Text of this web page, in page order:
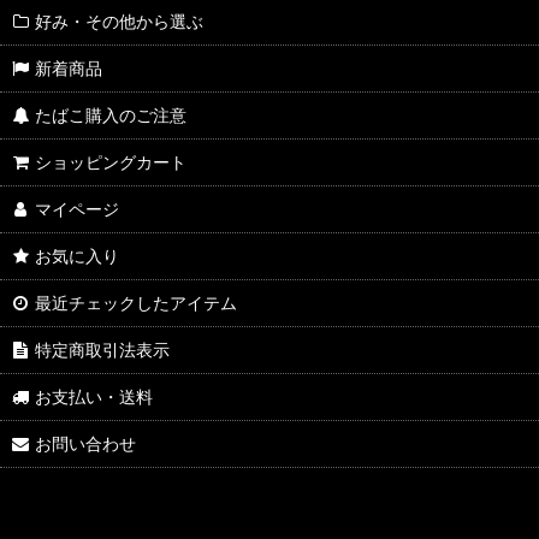
好み・その他から選ぶ
新着商品
たばこ購入のご注意
ショッピングカート
マイページ
お気に入り
最近チェックしたアイテム
特定商取引法表示
お支払い・送料
お問い合わせ